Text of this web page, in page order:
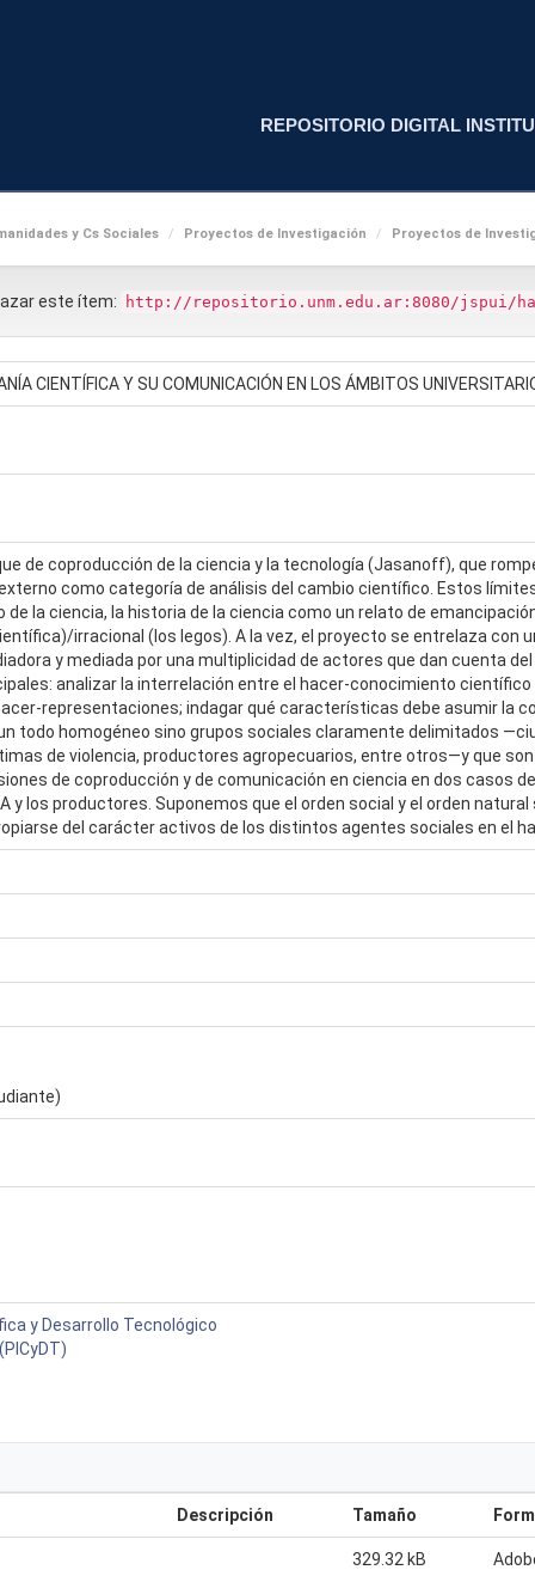
REPOSITORIO DIGITAL
y Cs Sociales Proyectos de Investigación Proyectos de
este ítem: http://repositorio.unm.edu.ar:8080/jspui/
CIENTÍFICA Y SU COMUNICACIÓN EN LOS ÁMBITOS
de coproducción de la ciencia y la tecnología (Jasanoff), que
como categoría de análisis del cambio científico. Estos
la ciencia, la historia de la ciencia como un relato de
irracional (los legos). A la vez, el proyecto se entrelaza con
y mediada por una multiplicidad de actores que dan cuenta del
analizar la interrelación entre el hacer-conocimiento
representaciones; indagar qué características debe asumir la
todo homogéneo sino grupos sociales claramente delimitados
de violencia, productores agropecuarios, entre otros—y que
de coproducción y de comunicación en ciencia en dos casos
y los productores. Suponemos que el orden social y el orden
del carácter activos de los distintos agentes sociales en el
y Desarrollo Tecnológico
Descripción Tamaño
329.32 kB